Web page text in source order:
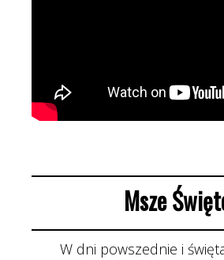
Msze
W dni powszednie i